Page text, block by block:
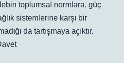
toplumsal normlara, güç
sistemlerine karşı bir
da tartışmaya açıktır.